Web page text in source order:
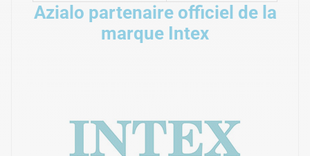
Azialo partenaire officiel de la
marque Intex